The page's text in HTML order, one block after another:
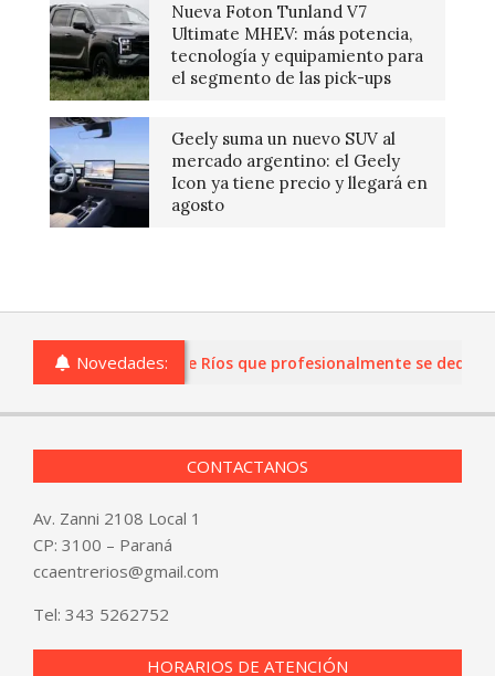
Nueva Foton Tunland V7
Ultimate MHEV: más potencia,
tecnología y equipamiento para
el segmento de las pick-ups
Geely suma un nuevo SUV al
mercado argentino: el Geely
Icon ya tiene precio y llegará en
agosto
Novedades:
o comercios de Entre Ríos que profesionalmente se
CONTACTANOS
Av. Zanni 2108 Local 1
CP: 3100 – Paraná
ccaentrerios@gmail.com
Tel: 343 5262752
HORARIOS DE ATENCIÓN